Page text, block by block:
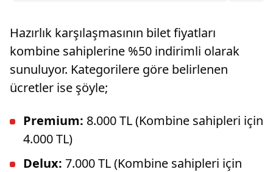
Hazırlık karşılaşmasının bilet fiyatları
kombine sahiplerine %50 indirimli olarak
sunuluyor. Kategorilere göre belirlenen
ücretler ise şöyle;
Premium: 8.000 TL (Kombine sahipleri için
4.000 TL)
Delux: 7.000 TL (Kombine sahipleri için